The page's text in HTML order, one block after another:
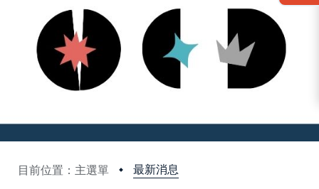
目前位置：主選單 最新消息